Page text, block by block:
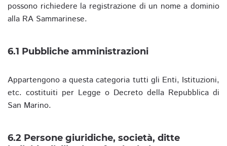
possono richiedere la registrazione di un nome a dominio
alla RA Sammarinese.
6.1 Pubbliche amministrazioni
Appartengono a questa categoria tutti gli Enti, Istituzioni,
etc. costituiti per Legge o Decreto della Repubblica di
San Marino.
6.2 Persone giuridiche, società, ditte